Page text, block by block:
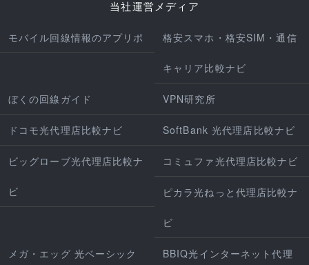
当社運営メディア
モバイル回線情報のアプリポ 格安スマホ・格安SIM・通信
キャリア比較ナビ
ぼくの回線ガイド VPN研究所
ドコモ光代理店比較ナビ SoftBank 光代理店比較ナビ
ビッグローブ光代理店比較ナ
ビ
コミュファ光代理店比較ナビ
ピカラ光ねっと代理店比較ナ
ビ
メガ・エッグ 光ベーシック BBIQ光インターネット代理